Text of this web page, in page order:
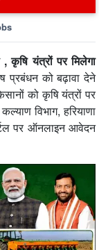
, कृषि यंत्रों पर मिलेगा
प्रबंधन को बढ़ावा देने
को कृषि यंत्रों पर
विभाग, हरियाणा
पर ऑनलाइन आवेदन